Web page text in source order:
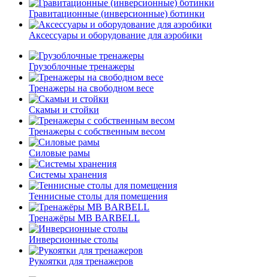
Гравитационные (инверсионные) ботинки
Аксессуары и оборудование для аэробики
Грузоблочные тренажеры
Тренажеры на свободном весе
Скамьи и стойки
Тренажеры с собственным весом
Силовые рамы
Системы хранения
Теннисные столы для помещения
Тренажёры MB BARBELL
Инверсионные столы
Рукоятки для тренажеров